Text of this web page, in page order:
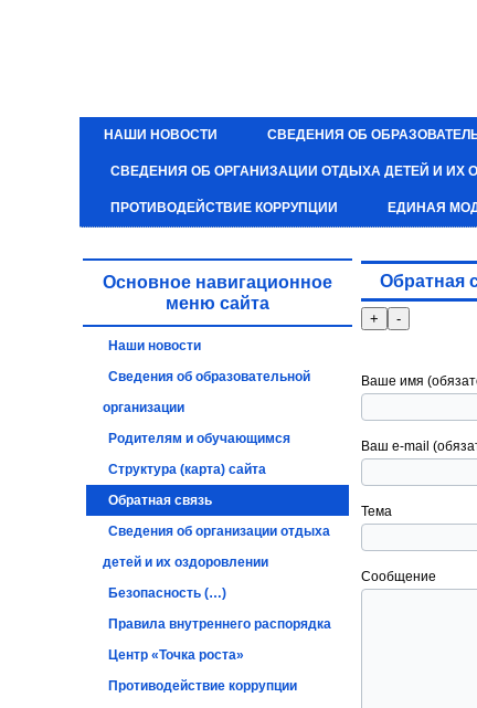
НАШИ НОВОСТИ СВЕДЕНИЯ ОБ
СВЕДЕНИЯ ОБ ОРГАНИЗАЦИИ ОТДЫХА ДЕТЕЙ И ИХ
ПРОТИВОДЕЙСТВИЕ КОРРУПЦИИ ЕДИНАЯ
Основное навигационное
меню сайта
Наши новости
Сведения об образовательной
организации
Родителям и обучающимся
Структура (карта) сайта
Обратная связь
Сведения об организации отдыха
детей и их оздоровлении
Безопасность (…)
Правила внутреннего распорядка
Центр «Точка роста»
Противодействие коррупции
Обратная
это
Ваше имя
Ваш e-mail
Тема
Сообщение